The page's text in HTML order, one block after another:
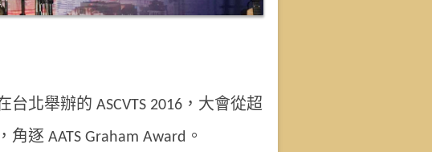
北舉辦的 ASCVTS 2016，大會從超
逐 AATS Graham Award。